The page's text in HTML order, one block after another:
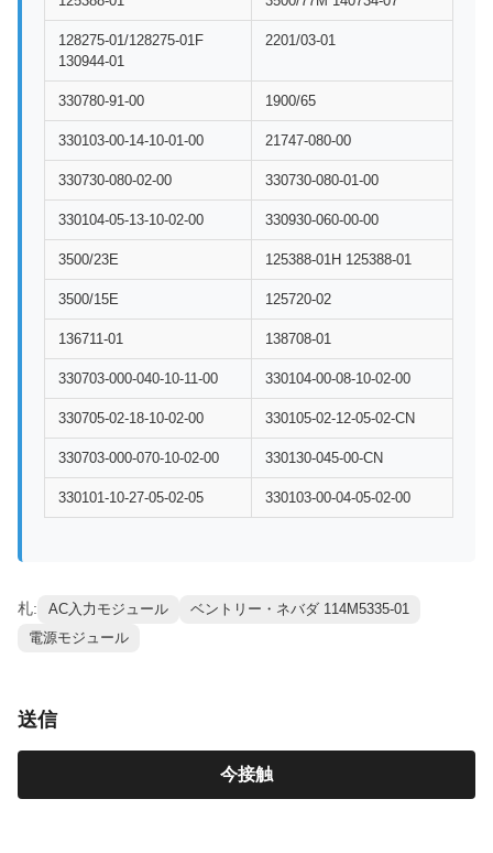
128275-01/128275-01F
130944-01
2201/03-01
330780-91-00 1900/65
330103-00-14-10-01-00 21747-080-00
330730-080-02-00 330730-080-01-00
330104-05-13-10-02-00 330930-060-00-00
3500/23E 125388-01H 125388-01
3500/15E 125720-02
136711-01 138708-01
330703-000-040-10-11-00 330104-00-08-10-02-00
330705-02-18-10-02-00 330105-02-12-05-02-CN
330703-000-070-10-02-00 330130-045-00-CN
330101-10-27-05-02-05 330103-00-04-05-02-00
札: AC入力モジュール
ベントリー・ネバダ 114M5335-01
電源モジュール
送信
今接触